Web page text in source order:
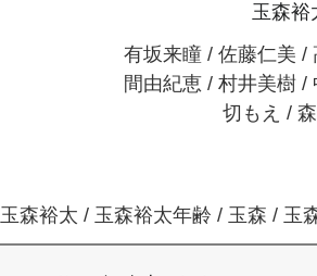
玉森裕
有坂来瞳 / 佐藤仁美 /
間由紀恵 / 村井美樹 /
切もえ /
玉森裕太 / 玉森裕太年齢 / 玉森 / 玉